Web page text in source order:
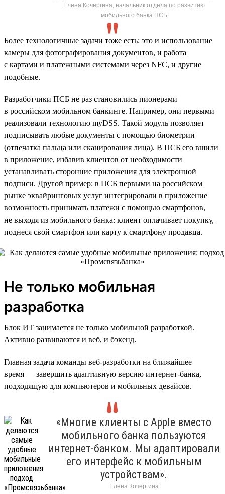
Елена Кочергина, начальник отдела по развитию
мобильного банка ПСБ
Более технологичные задачи тоже есть: это и использование
камеры для фотографирования документов, и работа
с картами и платежными системами через NFC, и другие
подобные.
Разработчики ПСБ не раз становились пионерами
в российском мобильном банкинге. Например, они первыми
реализовали технологию myDSS. Такой модуль позволяет
подписывать любые документы с помощью биометрии
(отпечатка пальца или сканирования лица). В ПСБ его вшили
в приложение, избавив клиентов от необходимости
устанавливать сторонние приложения для электронной
подписи. Другой пример: в ПСБ первыми на российском
рынке эквайринговых услуг интегрировали в приложение
возможность принимать платежи с помощью смартфонов,
не выходя из мобильного банка: клиент оплачивает покупку,
поднеся свой смартфон или карту к смартфону продавца.
Не только мобильная
разработка
Блок ИТ занимается не только мобильной разработкой.
Активно развиваются и веб, и бэкенд.
Главная задача команды веб-разработки на ближайшее
время — завершить адаптивную версию интернет-банка,
подходящую для компьютеров и мобильных девайсов.
«Многие клиенты с Apple вместо
мобильного банка пользуются
интернет-банком. Мы адаптировали
его интерфейс к мобильным
устройствам».
Елена Кочергина